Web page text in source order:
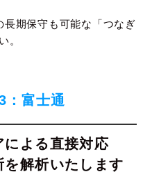
期保守も可能な「つなぎ
。
：富士通
による直接対応
解析いたします